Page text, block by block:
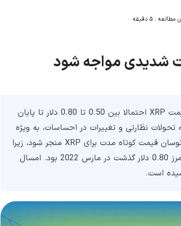
مطالعه :۵ دقیقه
رایان لی، تحلیلگر ارشد Bitget در 18 اکتبر اظهار داشت: "قیمت XRP احتمالا بین 0.50 تا 0.80 دلار تا پایان
نظارتی و تغییرات در احساسات، به ویژه
در بازار ایالات متحده بستگی دارد." این تردید می تواند به نوسان قیمت کوتاه مدت برای XRP منجر شود، زیرا
بازار منتظر نتایج ملموس تر است. آخرین باری که XRP از مرز 0.80 دلار گذشت در مارس 2022 بود. امسال